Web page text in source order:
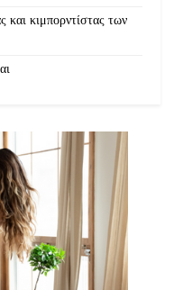
και κιμπορντίστας των